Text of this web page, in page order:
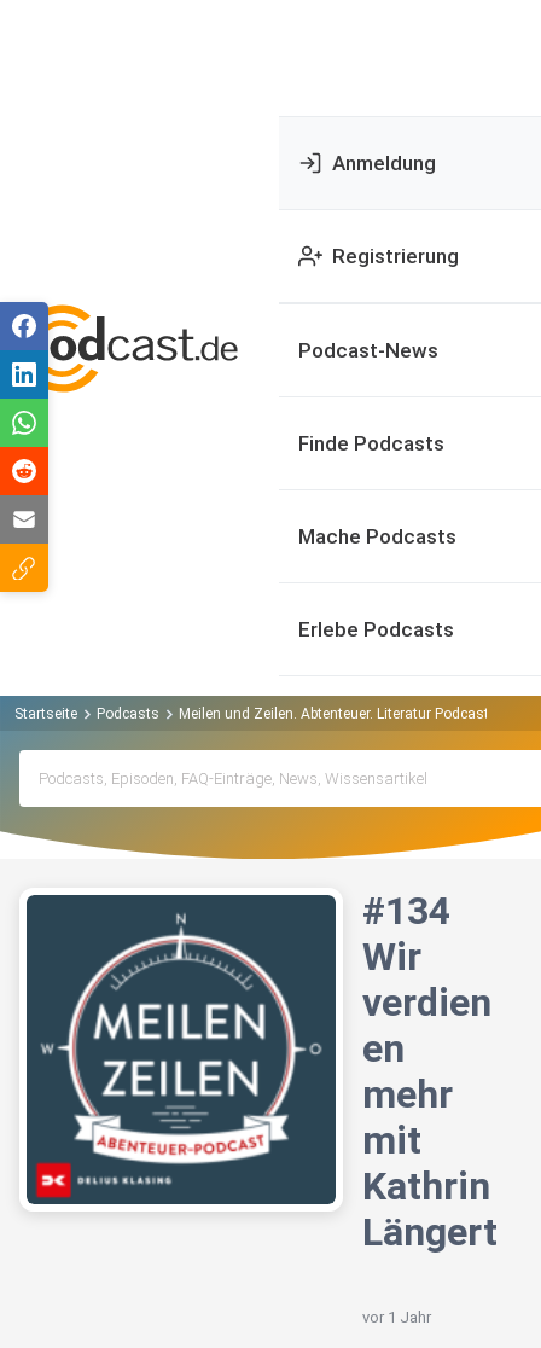
Anmeldung
Registrierung
Podcast-News
Finde Podcasts
Mache Podcasts
Erlebe Podcasts
Startseite Podcasts Meilen und Zeilen. Abtenteuer. Literatur Podcast
#134
Wir
verdien
en
mehr
mit
Kathrin
Längert
vor 1 Jahr